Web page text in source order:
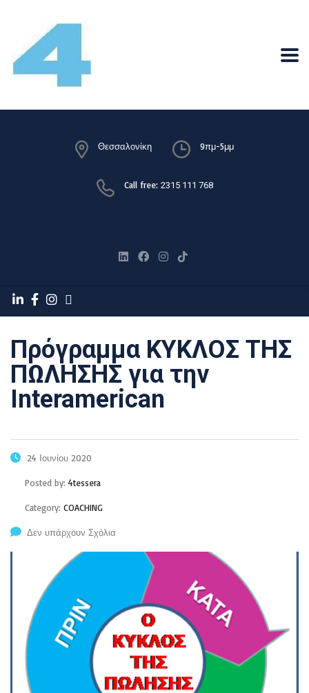
Θεσσαλονίκη 9πμ-5μμ
Call free: 2315 111 768
Πρόγραμμα ΚΥΚΛΟΣ ΤΗΣ
ΠΩΛΗΣΗΣ για την
Interamerican
24 Ιουνίου 2020
Posted by: 4tessera
Category: COACHING
Δεν υπάρχουν Σχόλια